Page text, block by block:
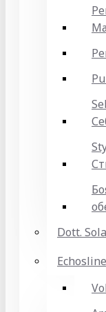
Dott.
Echosline